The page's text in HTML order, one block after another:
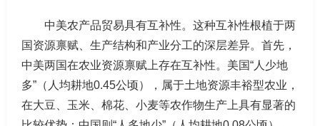
中美农产品贸易具有互补性。这种互补性根植于两
国资源禀赋、生产结构和产业分工的深层差异。首先，
中美两国在农业资源禀赋上存在互补性。美国“人少地
多”（人均耕地0.45公顷），属于土地资源丰裕型农业，
在大豆、玉米、棉花、小麦等农作物生产上具有显著的